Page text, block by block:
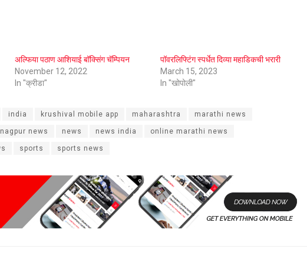
अल्फिया पठाण आशियाई बॉक्सिंग चॅम्पियन
November 12, 2022
In "क्रीडा"
पॉवरलिफ्टिंग स्पर्धेत दिव्या महाडिकची भरारी
March 15, 2023
In "खोपोली"
india krushival mobile app maharashtra marathi news
nagpur news news news india online marathi news
sports sports news